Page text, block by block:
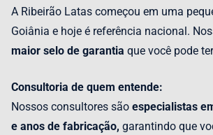
A Ribeirão Latas começou em uma
Goiânia e hoje é referência nacional.
maior selo de garantia que você pode
Consultoria de quem entende:
Nossos consultores são especialistas
e anos de fabricação, garantindo que